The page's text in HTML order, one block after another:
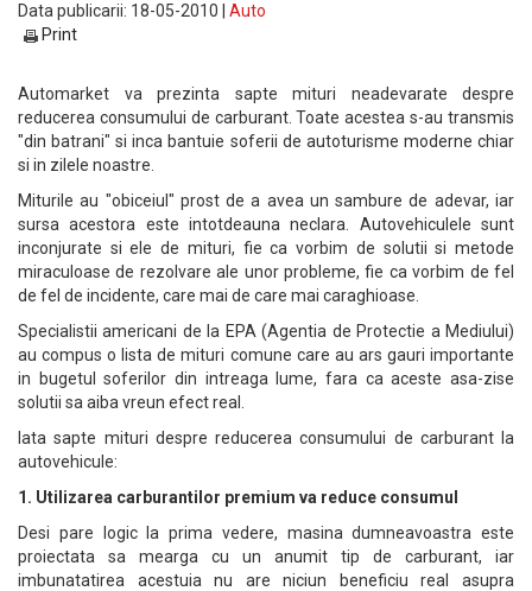
Data publicarii: 18-05-2010 | Auto
Print
Automarket va prezinta sapte mituri neadevarate despre
reducerea consumului de carburant. Toate acestea s-au transmis
"din batrani" si inca bantuie soferii de autoturisme moderne chiar
si in zilele noastre.
Miturile au "obiceiul" prost de a avea un sambure de adevar, iar
sursa acestora este intotdeauna neclara. Autovehiculele sunt
inconjurate si ele de mituri, fie ca vorbim de solutii si metode
miraculoase de rezolvare ale unor probleme, fie ca vorbim de fel
de fel de incidente, care mai de care mai caraghioase.
Specialistii americani de la EPA (Agentia de Protectie a Mediului)
au compus o lista de mituri comune care au ars gauri importante
in bugetul soferilor din intreaga lume, fara ca aceste asa-zise
solutii sa aiba vreun efect real.
Iata sapte mituri despre reducerea consumului de carburant la
autovehicule:
1. Utilizarea carburantilor premium va reduce consumul
Desi pare logic la prima vedere, masina dumneavoastra este
proiectata sa mearga cu un anumit tip de carburant, iar
imbunatatirea acestuia nu are niciun beneficiu real asupra